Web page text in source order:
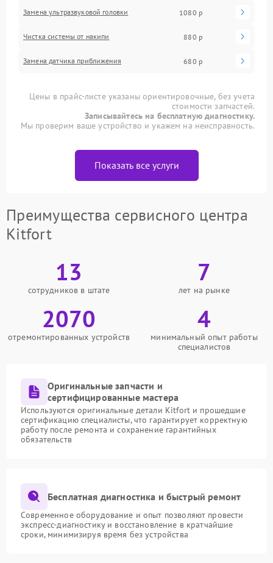
Замена ультразвуковой головки 1080 р
Чистка системы от накипи 880 р
Замена датчика приближения 680 р
Цены в прайс-листе указаны ориентировочные, без учета
стоимости запчастей.
Записывайтесь на бесплатную диагностику.
Мы проверим ваше устройство и укажем на неисправность.
Показать все услуги
Преимущества сервисного центра
Kitfort
13
сотрудников в штате
7
лет на рынке
2070
отремонтированных устройств
4
минимальный опыт работы
специалистов
Оригинальные запчасти и
сертифицированные мастера
Используются оригинальные детали Kitfort и прошедшие
сертификацию специалисты, что гарантирует корректную
работу после ремонта и сохранение гарантийных
обязательств
Бесплатная диагностика и быстрый ремонт
Современное оборудование и опыт позволяют провести
экспресс-диагностику и восстановление в кратчайшие
сроки, минимизируя время без устройства